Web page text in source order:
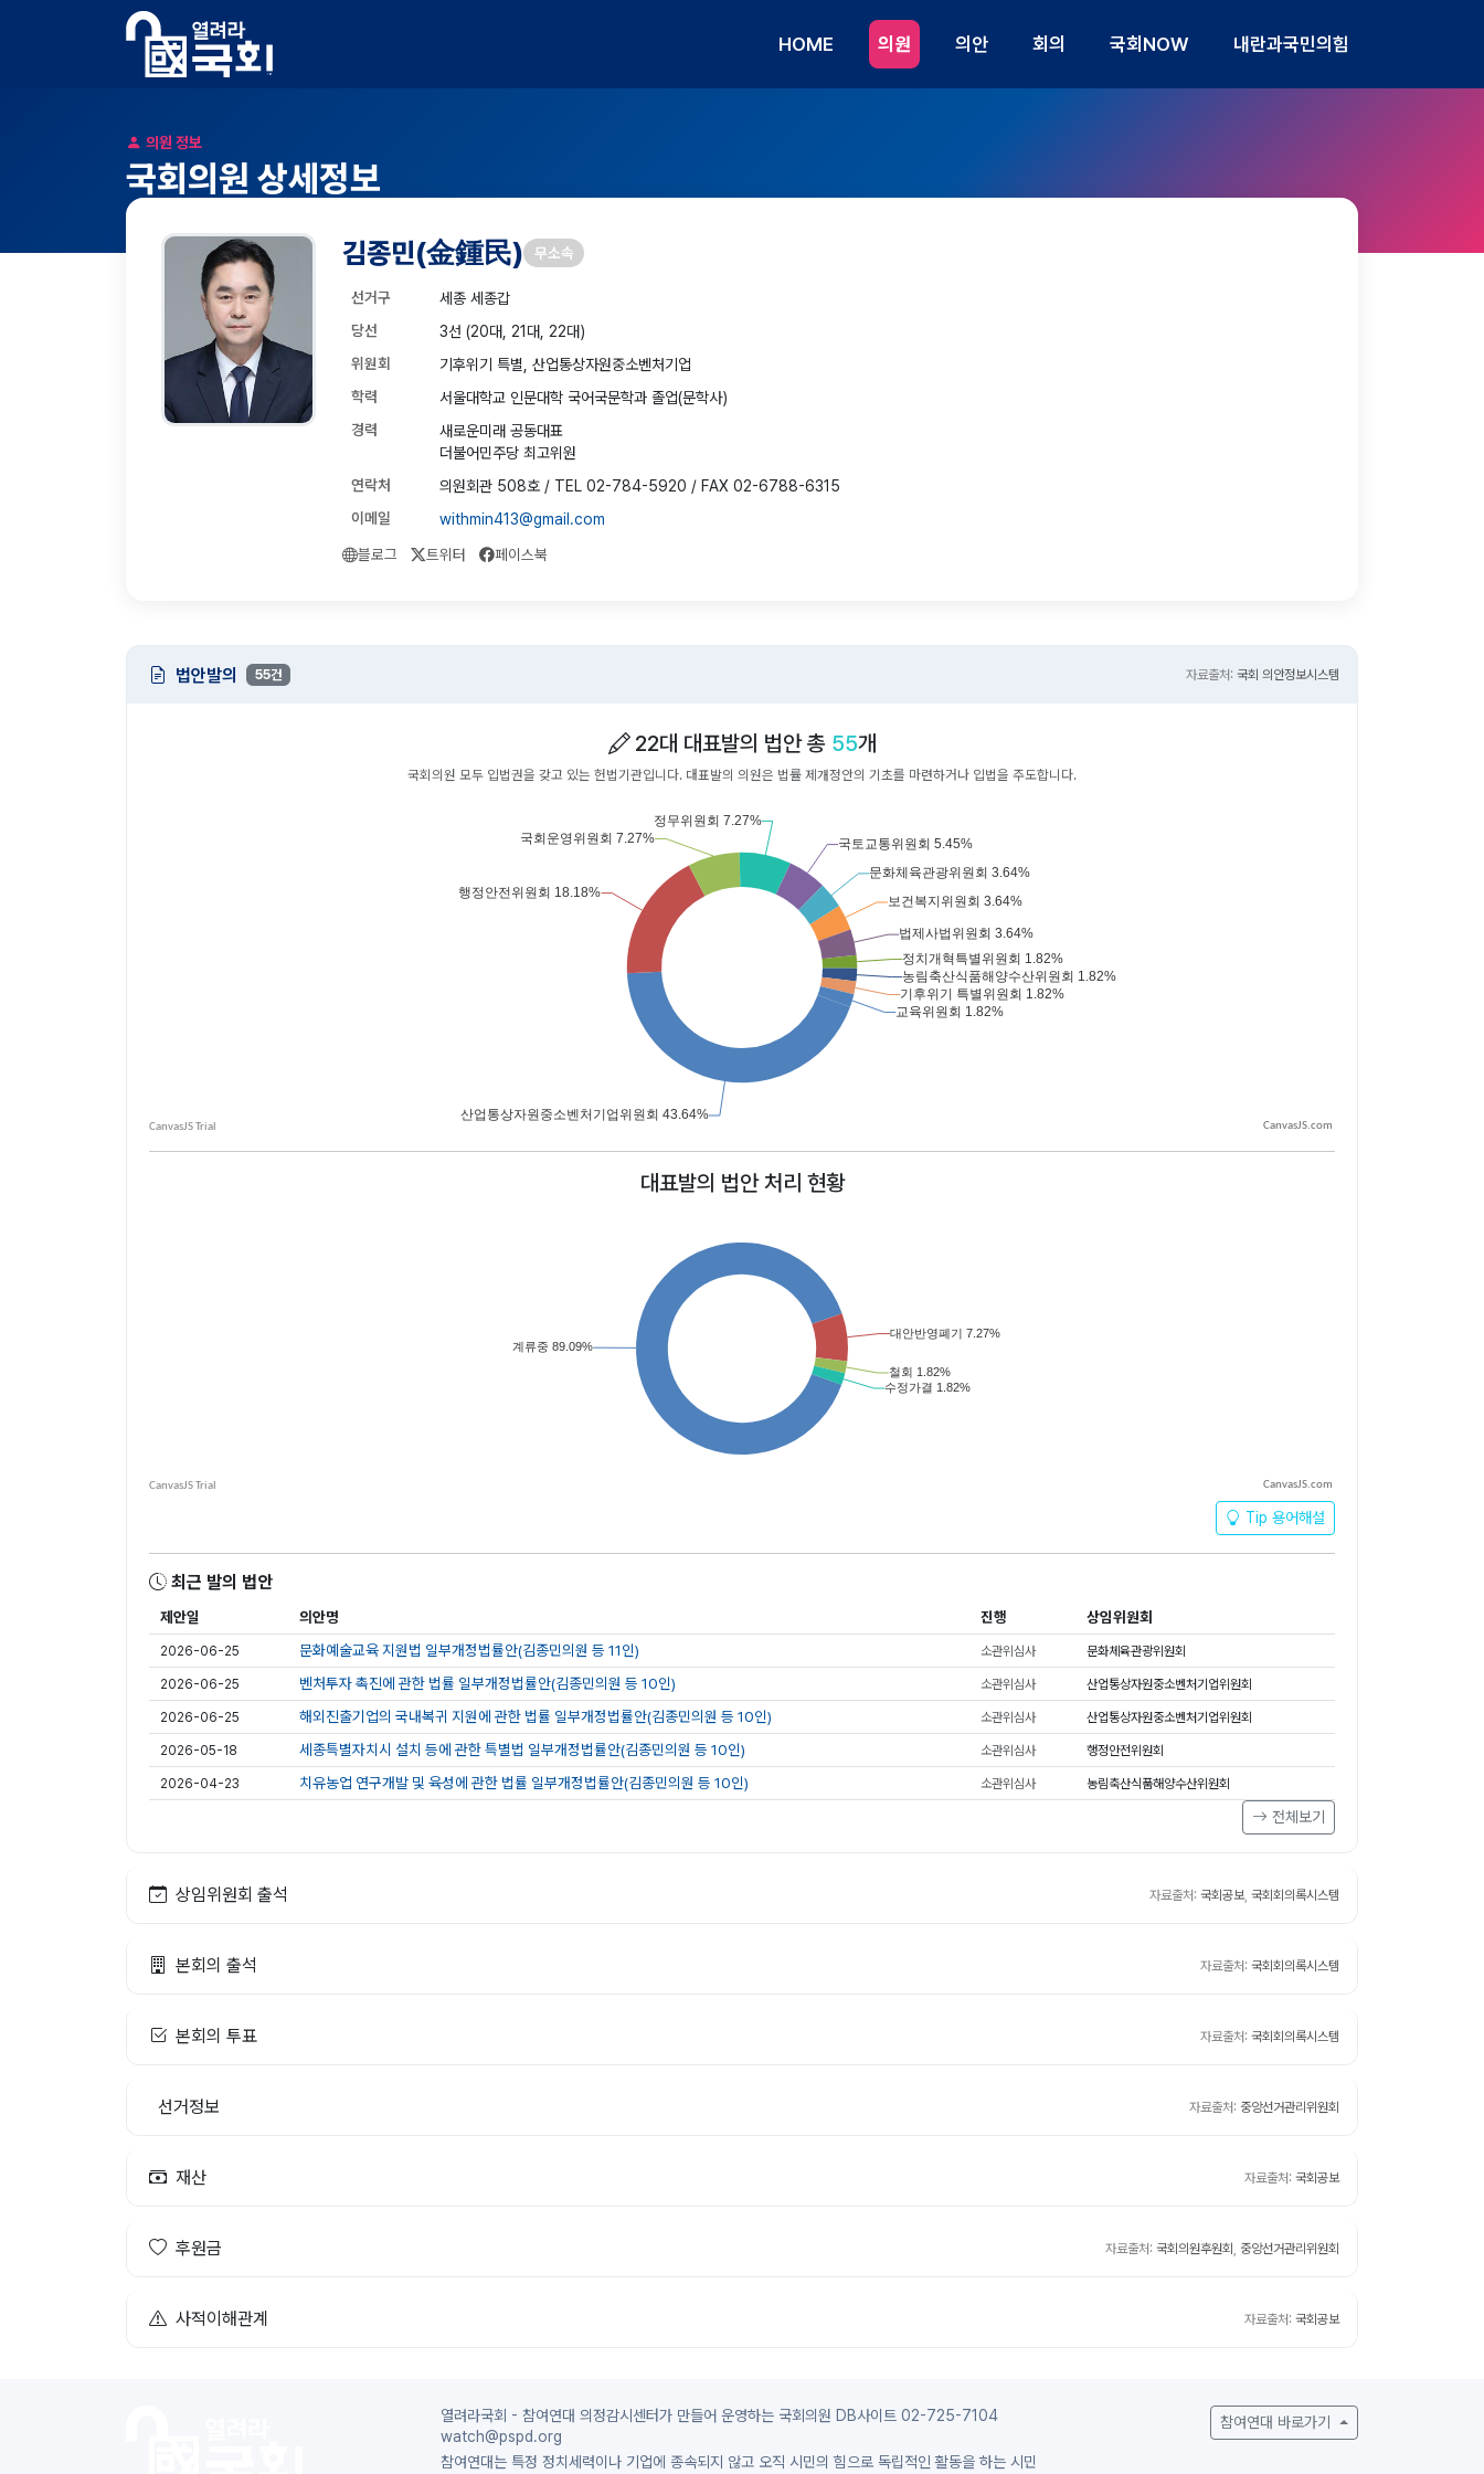
HOME 의원 의안 회의 국회NOW 내란과국민의힘
의원 정보
국회의원 상세정보
김종민(金鍾民) 무소속
선거구
세종 세종갑
당선
3선 (20대, 21대, 22대)
위원회
기후위기 특별, 산업통상자원중소벤처기업
학력
서울대학교 인문대학 국어국문학과 졸업(문학사)
경력
새로운미래 공동대표
더불어민주당 최고위원
연락처
의원회관 508호 / TEL 02-784-5920 / FAX 02-6788-6315
이메일
withmin413@gmail.com
블로그
트위터 페이스북
법안발의 55건 자료출처: 국회 의안정보시스템
22대 대표발의 법안 총 55개
국회의원 모두 입법권을 갖고 있는 헌법기관입니다. 대표발의 의원은 법률 제개정안의 기초를 마련하거나 입법을 주도합니다.
CanvasJS.com
대표발의 법안 처리 현황
CanvasJS.com
Tip 용어해설
최근 발의 법안
제안일 의안명 진행 상임위원회
2026-06-25 문화예술교육 지원법 일부개정법률안(김종민의원 등 11인) 소관위심사 문화체육관광위원회
2026-06-25 벤처투자 촉진에 관한 법률 일부개정법률안(김종민의원 등 10인) 소관위심사 산업통상자원중소벤처기업위원회
2026-06-25 해외진출기업의 국내복귀 지원에 관한 법률 일부개정법률안(김종민의원 등 10인) 소관위심사 산업통상자원중소벤처기업위원회
2026-05-18 세종특별자치시 설치 등에 관한 특별법 일부개정법률안(김종민의원 등 10인) 소관위심사 행정안전위원회
2026-04-23 치유농업 연구개발 및 육성에 관한 법률 일부개정법률안(김종민의원 등 10인) 소관위심사 농림축산식품해양수산위원회
전체보기
상임위원회 출석 자료출처: 국회공보, 국회회의록시스템
본회의 출석 자료출처: 국회회의록시스템
본회의 투표 자료출처: 국회회의록시스템
선거정보 자료출처: 중앙선거관리위원회
재산 자료출처: 국회공보
후원금 자료출처: 국회의원후원회 중앙선거관리위원회
사적이해관계 자료출처: 국회공보
열려라국회 - 참여연대 의정감시센터가 만들어 운영하는 국회의원 DB사이트 02-725-7104
watch@pspd.org
참여연대는 특정 정치세력이나 기업에 종속되지 않고 오직 시민의 힘으로 독립적인 활동을 하는 시민
참여연대 바로가기